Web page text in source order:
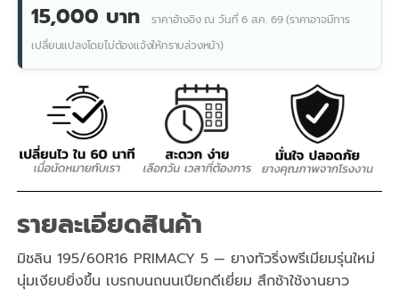
15,000 บาท
ราคาอ้างอิง ณ วันที่ 6 ส.ค. 69 (ราคาอาจมีการ
เปลี่ยนแปลงโดยไม่ต้องแจ้งให้ทราบล่วงหน้า)
รายละเอียดสินค้า
มิชลิน 195/60R16 PRIMACY 5 — ยางทัวริ่งพรีเมียมรุ่นใหม่
นุ่มเงียบยิ่งขึ้น เบรกบนถนนเปียกดีเยี่ยม สึกช้าใช้งานยาว